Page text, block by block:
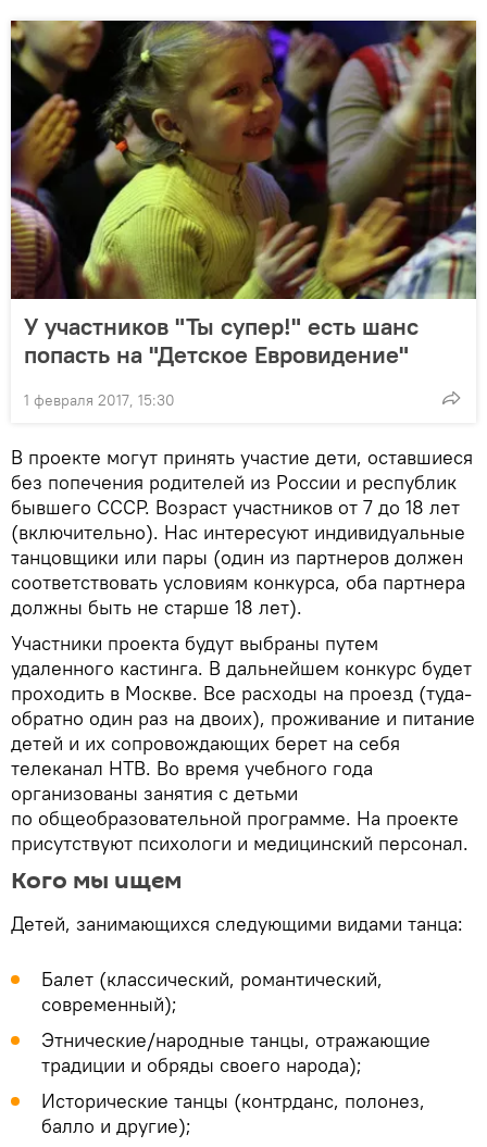
У участников "Ты супер!" есть шанс
попасть на "Детское Евровидение"
1 февраля 2017, 15:30
В проекте могут принять участие дети, оставшиеся
без попечения родителей из России и республик
бывшего СССР. Возраст участников от 7 до 18 лет
(включительно). Нас интересуют индивидуальные
танцовщики или пары (один из партнеров должен
соответствовать условиям конкурса, оба партнера
должны быть не старше 18 лет).
Участники проекта будут выбраны путем
удаленного кастинга. В дальнейшем конкурс будет
проходить в Москве. Все расходы на проезд (туда-
обратно один раз на двоих), проживание и питание
детей и их сопровождающих берет на себя
телеканал НТВ. Во время учебного года
организованы занятия с детьми
по общеобразовательной программе. На проекте
присутствуют психологи и медицинский персонал.
Кого мы ищем
Детей, занимающихся следующими видами танца:
Балет (классический, романтический,
современный);
Этнические/народные танцы, отражающие
традиции и обряды своего народа);
Исторические танцы (контрданс, полонез,
балло и другие);